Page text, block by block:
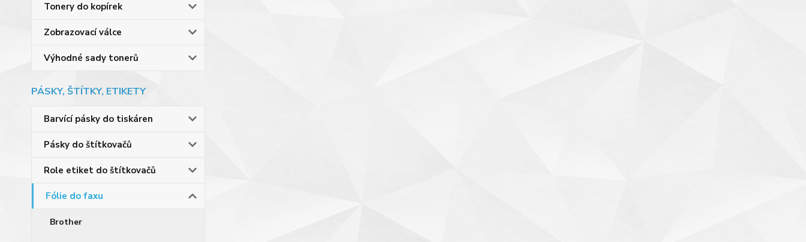
Tonery do kopírek
Zobrazovací válce
Výhodné sady tonerů
PÁSKY, ŠTÍTKY, ETIKETY
Barvící pásky do tiskáren
Pásky do štítkovačů
Role etiket do štítkovačů
Fólie do faxu
Brother